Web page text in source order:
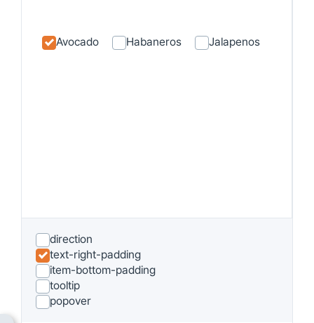
Avocado Habaneros Jalapenos
direction
text-right-padding
item-bottom-padding
tooltip
popover